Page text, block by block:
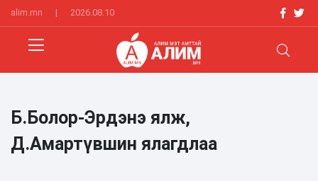
alim.mn | 2026.08.10
Б.Болор-Эрдэнэ ялж,
Д.Амартүвшин ялагдлаа